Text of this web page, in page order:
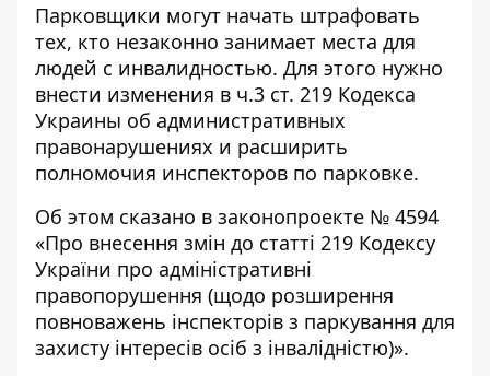
Парковщики могут начать штрафовать
тех, кто незаконно занимает места для
людей с инвалидностью. Для этого нужно
внести изменения в ч.3 ст. 219 Кодекса
Украины об административных
правонарушениях и расширить
полномочия инспекторов по парковке.
Об этом сказано в законопроекте № 4594
«Про внесення змін до статті 219 Кодексу
України про адміністративні
правопорушення (щодо розширення
повноважень інспекторів з паркування для
захисту інтересів осіб з інвалідністю)».